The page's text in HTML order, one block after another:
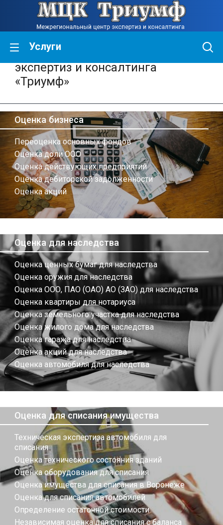
Услуги
Межрегиональный центр
экспертиз и консалтинга
«Триумф»
Оценка бизнеса
Переоценка основных фондов
Оценка доли ООО
Оценка действующих предприятий
Оценка дебиторской задолженности
Оценка акций
Оценка для наследства
Оценка ценных бумаг для наследства
Оценка оружия для наследства
Оценка ООО, ПАО (ОАО) АО (ЗАО) для наследства
Оценка квартиры для нотариуса
Оценка земельного участка для наследства
Оценка жилого дома для наследства
Оценка гаража для наследства
Оценка акций для наследства
Оценка автомобиля для наследства
Оценка для списания имущества
Техническая экспертиза автомобиля для
списания
Оценка технического состояния зданий
Оценка оборудования для списания
Оценка имущества для списания в Воронеже
Оценка для списания автомобилей
Определение остаточной стоимости
Независимая оценка для списания с баланса